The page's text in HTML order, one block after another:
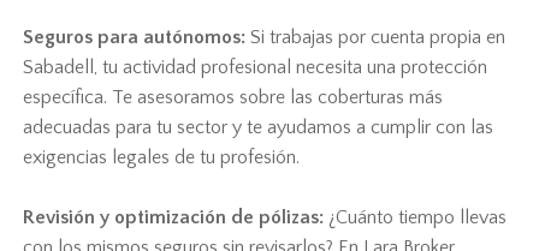
Seguros para autónomos: Si trabajas por cuenta propia en
Sabadell, tu actividad profesional necesita una protección
específica. Te asesoramos sobre las coberturas más
adecuadas para tu sector y te ayudamos a cumplir con las
exigencias legales de tu profesión.
Revisión y optimización de pólizas: ¿Cuánto tiempo llevas